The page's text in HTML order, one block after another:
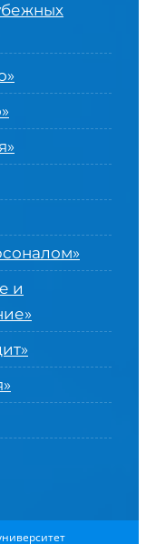
и